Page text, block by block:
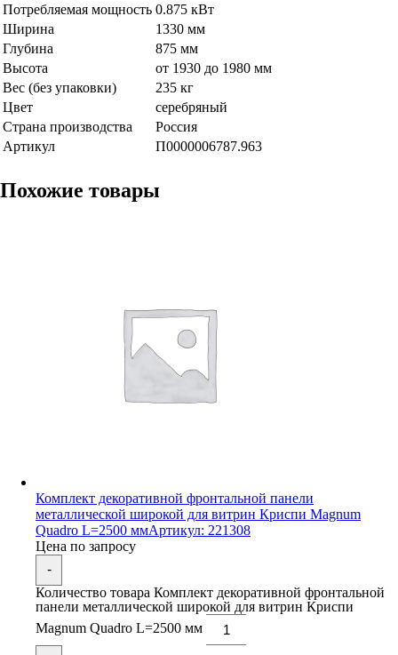
Потребляемая мощность 0.875 кВт
Ширина
1330 мм
Глубина
875 мм
Высота
от 1930 до 1980 мм
Вес (без упаковки)
235 кг
Цвет
серебряный
Страна производства
Россия
Артикул
П0000006787.963
Похожие товары
Комплект декоративной фронтальной панели
металлической широкой для витрин Криспи Magnum
Quadro L=2500 ммАртикул: 221308
Цена по запросу
-
Количество товара Комплект декоративной фронтальной
панели металлической широкой для витрин Криспи
Magnum Quadro L=2500 мм